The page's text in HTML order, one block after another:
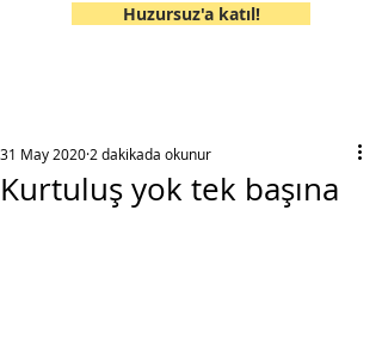
Huzursuz'a katıl!
Kurtuluş yok tek başına
31 May 2020 2 dakikada okunur